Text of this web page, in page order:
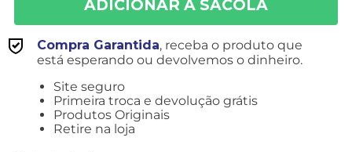
Compra Garantida, receba o produto que
está esperando ou devolvemos o dinheiro.
Site seguro
Primeira troca e devolução grátis
Produtos Originais
Retire na loja